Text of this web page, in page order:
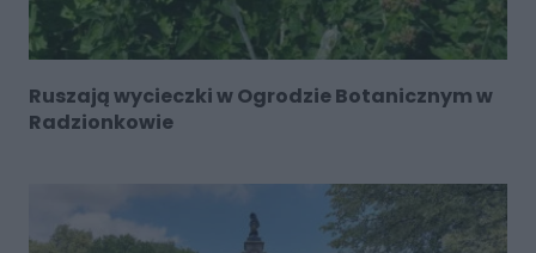
Ruszają wycieczki w Ogrodzie Botanicznym w
Radzionkowie